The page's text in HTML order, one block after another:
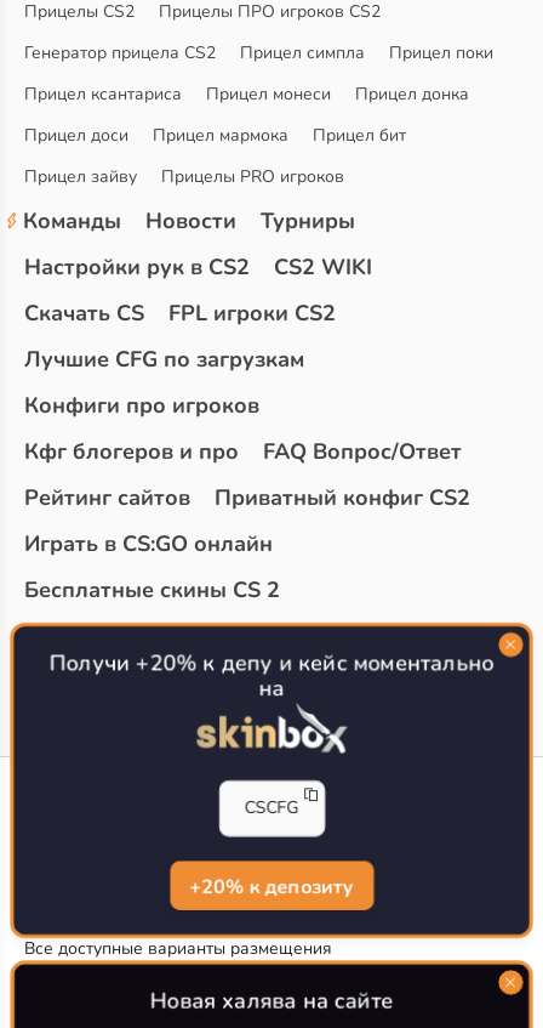
Прицелы CS2
Прицелы ПРО игроков CS2
Генератор прицела CS2
Прицел симпла
Прицел поки
Прицел ксантариса
Прицел монеси
Прицел донка
Прицел доси
Прицел мармока
Прицел бит
Прицел зайву
Прицелы PRO игроков
Команды Новости
Турниры
Настройки рук в CS2
CS2 WIKI
Скачать CS
FPL игроки CS2
Лучшие CFG по загрузкам
Конфиги про игроков
Кфг блогеров и про
FAQ Вопрос/Ответ
Рейтинг сайтов
Приватный конфиг CS2
Играть в CS:GO онлайн
Бесплатные скины CS 2
Топ сайтов с халявой КС 2
О проекте
CS-CONFIG.com © 2020-2026 г.
Политика конфиденциальности
РЕКЛАМА НА САЙТЕ
Все доступные варианты размещения
Согласие на обработку данных
О CS-CONFIG.COM
Получи +20% к депу и кейс моментально
на
CSCFG
+20% к депозиту
Новая халява на сайте